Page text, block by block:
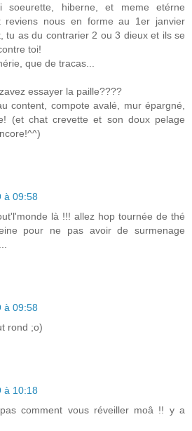
hiberne, et meme etérne
reviens nous en forme au 1er janvier
tu as du contrarier 2 ou 3 dieux et ils se
toi!
que de tracas...
essayer la paille????
content, compote avalé, mur épargné,
(et chat crevette et son doux pelage
à 09:58
là !!! allez hop tournée de thé
pour ne pas avoir de surmenage
à 09:58
rond ;o)
à 10:18
comment vous réveiller moâ !! y a